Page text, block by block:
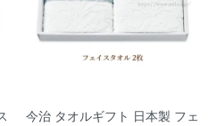
今治 タオルギフト 日本製 フェ